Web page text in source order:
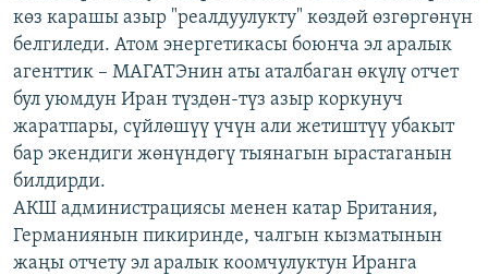
көз карашы азыр "реалдуулукту" көздөй өзгөргөнүн
белгиледи. Атом энергетикасы боюнча эл аралык
агенттик – МАГАТЭнин аты аталбаган өкүлү отчет
бул уюмдун Иран түздөн-түз азыр коркунуч
жаратпары, сүйлөшүү үчүн али жетиштүү убакыт
бар экендиги жөнүндөгү тыянагын ырастаганын
билдирди.
АКШ администрациясы менен катар Британия,
Германиянын пикиринде, чалгын кызматынын
жаңы отчету эл аралык коомчулуктун Иранга